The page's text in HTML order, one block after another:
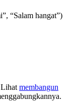
“Salam hangat”)
membangun